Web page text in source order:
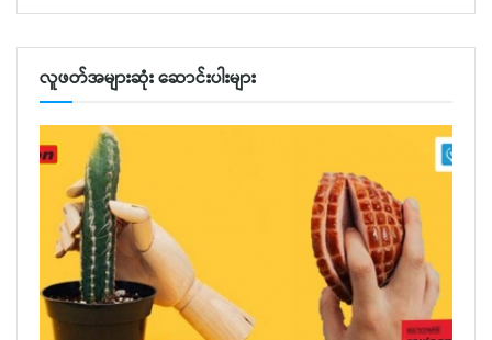
လူဖတ်အများဆုံး ဆောင်းပါးများ